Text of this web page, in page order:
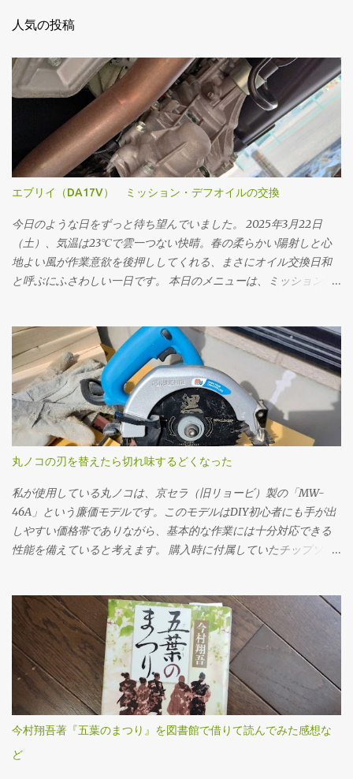
人気の投稿
エブリイ（DA17V） ミッション・デフオイルの交換
今日のような日をずっと待ち望んでいました。 2025年3月22日
（土）、気温は23℃で雲一つない快晴。春の柔らかい陽射しと心
地よい風が作業意欲を後押ししてくれる、まさにオイル交換日和
と呼ぶにふさわしい一日です。 本日のメニューは、ミッションオ
グの改善はもちろん、長く付き合っていくためのメンテナンスと
しても重要な作業です。 まず取りかかったのはミッションオイル
の交換。 工具は10mmのドレンプラグソケットを使用。手順とし
ては、フィラープラグ → ドレンプラグ の順に外していきます。こ
れは必ず守るべき基本です。先にフィラープラグをはずさない
と、ドレンだけ抜いてしまった後でオイルを入れられない、クル
ィラープラグを緩めるには、思いのほか力が必要でした。固着し
ていたのか、レンチに体重をかけるようにしてようやく回るとい
う状態でした。じっくり慎重にトルクをかけていきました。クル
マの下に潜っての作業なので、なかなか思うように力を入れられ
ません。 ドレンプラグの磁石にはかなりの鉄粉が付いてました
す。自転車用に買ったトルクレンチを久しぶりに使ってみまし
た。 ここ（フィラーも）は液体ガスケットを塗布する必要があり
ます。 このホルツの液体ガスケットを買いましたが、液体ガスケ
ット自体、初めて使用です。適当に指で付けました。 オイルの注
入は、この400ccオイル差しを使いました。注入口を火で炙って曲
げてあります。 エブリイ（MT/4WD）のミッションオイルは2.6ℓ
なので、ここにオイルを7回入れないといけません。とても面倒で
した。やはり灯油を入れるポンプなど、他の方法を考えた方が良
さそうです。 ミッションオイルは、スズキの指定オイルを使いま
丸ノコの刃を替えたら切れ味するどくなった
私が使用している丸ノコは、京セラ（旧リョービ）製の「MW-
46A」という廉価モデルです。このモデルはDIY初心者にも手が出
しやすい価格帯でありながら、基本的な作業には十分対応できる
性能を備えていると考えます。 購入時に付属していたチップソー
も多少ささくれが残るものの、DIYレベルであれば許容範囲だろう
と感じていたのです。 ところが、使用を重ねるうちに、私は重大
なミスを経験することになります。特に初期の頃は、安全対策や
正しい使用方法に対する理解が浅く、いわゆる「キックバック
（材料や刃が跳ね返る現象）」を複数回起こしてしまいました。
丸ノコ本体が突然自分の方へ飛び出したり、切断中の木材がもの
しました。この経験がトラウマとなり、一時期は丸ノコの使用自
体に強い不安を感じ、使用を避けるようになってしまいました。
今村翔吾著『五葉のまつり』を図書館で借りて読んでみた感想な
ど